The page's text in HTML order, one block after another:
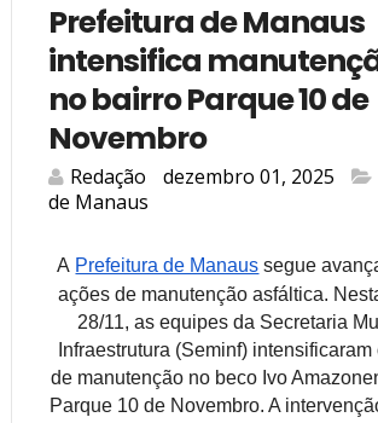
Prefeitura de Manaus
intensifica
no bairro Parque 10 de
Novembro
Redação dezembro 01, 2025
de Manaus
A Prefeitura de Manaus segue
ações de manutenção asfáltica.
28/11, as equipes da Secretaria
Infraestrutura (Seminf)
de manutenção no beco Ivo
Parque 10 de Novembro. A